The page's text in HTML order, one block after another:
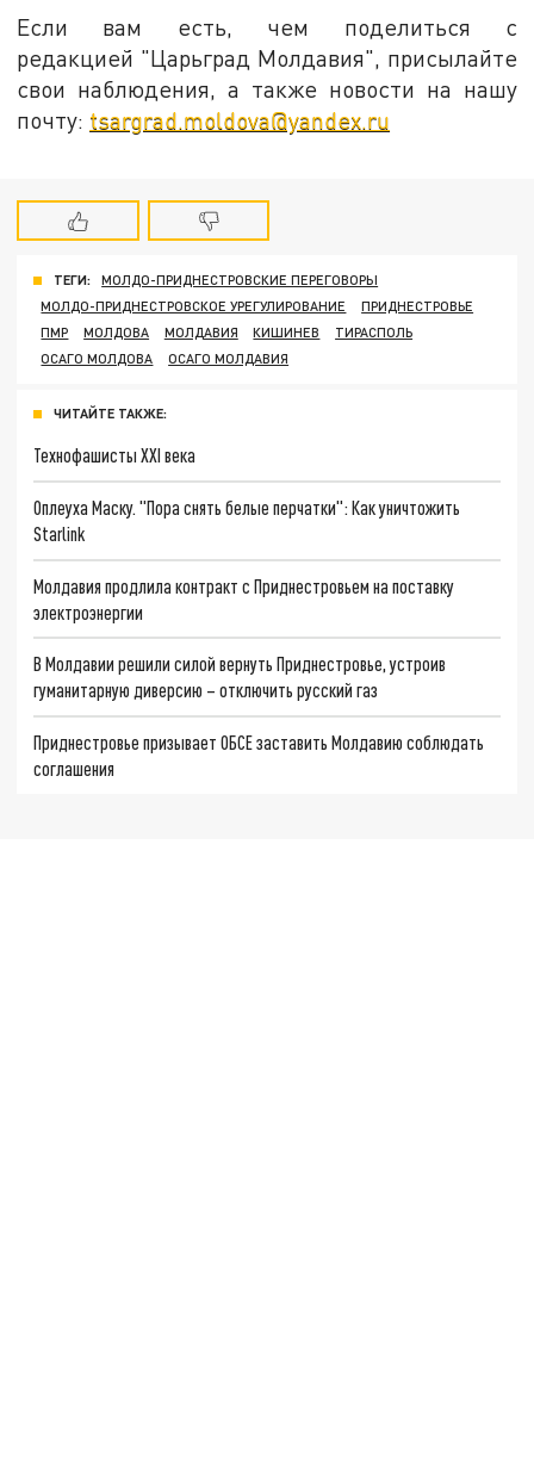
Если вам есть, чем поделиться с
редакцией "Царьград Молдавия", присылайте
свои наблюдения, а также новости на нашу
почту: tsargrad.moldova@yandex.ru
ТЕГИ:
МОЛДО-ПРИДНЕСТРОВСКИЕ ПЕРЕГОВОРЫ
МОЛДО-ПРИДНЕСТРОВСКОЕ УРЕГУЛИРОВАНИЕ
ПРИДНЕСТРОВЬЕ
ПМР
МОЛДОВА МОЛДАВИЯ КИШИНЕВ
ТИРАСПОЛЬ
ОСАГО МОЛДОВА
ОСАГО МОЛДАВИЯ
ЧИТАЙТЕ ТАКЖЕ:
Технофашисты XXI века
Оплеуха Маску. "Пора снять белые перчатки": Как уничтожить
Starlink
Молдавия продлила контракт с Приднестровьем на поставку
электроэнергии
В Молдавии решили силой вернуть Приднестровье, устроив
гуманитарную диверсию – отключить русский газ
Приднестровье призывает ОБСЕ заставить Молдавию соблюдать
соглашения